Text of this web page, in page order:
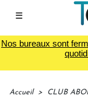
☰
Nos bureaux sont
Accueil > CLUB